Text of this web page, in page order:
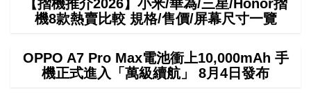
【摺機推介2026】小米/華為/三星/Honor摺
機8款熱賣比較 規格/售價/屏幕尺寸一覽
OPPO A7 Pro Max電池衝上10,000mAh 手
機正式進入「萬級續航」 8月4日發布